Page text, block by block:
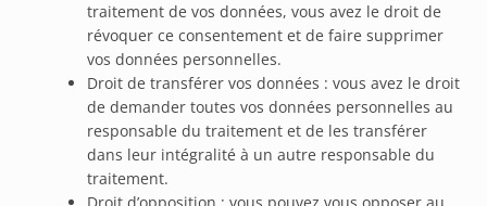
traitement de vos données, vous avez le droit de
révoquer ce consentement et de faire supprimer
vos données personnelles.
Droit de transférer vos données : vous avez le droit
de demander toutes vos données personnelles au
responsable du traitement et de les transférer
dans leur intégralité à un autre responsable du
traitement.